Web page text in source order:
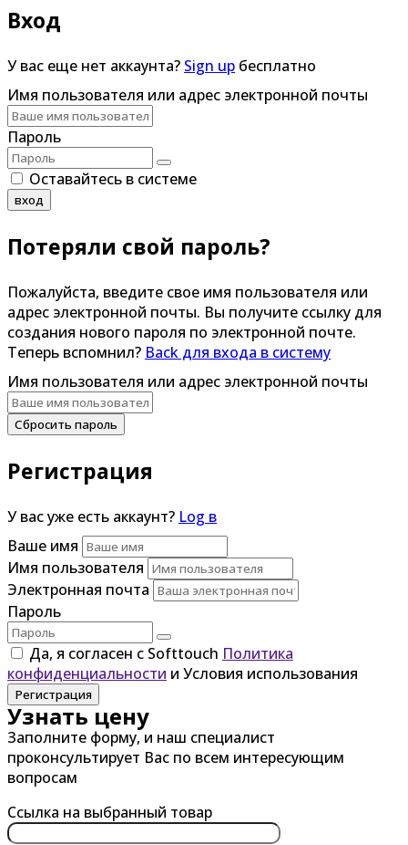
Вход
У вас еще нет аккаунта? Sign up бесплатно
Имя пользователя или адрес электронной почты
Пароль
Оставайтесь в системе
вход
Потеряли свой пароль?
Пожалуйста, введите свое имя пользователя или
адрес электронной почты. Вы получите ссылку для
создания нового пароля по электронной почте.
Теперь вспомнил? Back для входа в систему
Имя пользователя или адрес электронной почты
Сбросить пароль
Регистрация
У вас уже есть аккаунт? Log в
Ваше имя
Имя пользователя
Электронная почта
Пароль
Да, я согласен с Softtouch Политика
конфиденциальности и Условия использования
Регистрация
Узнать цену
Заполните форму, и наш специалист
проконсультирует Вас по всем интересующим
вопросам
Ссылка на выбранный товар